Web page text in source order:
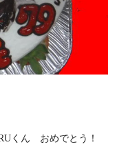
くん おめでとう！